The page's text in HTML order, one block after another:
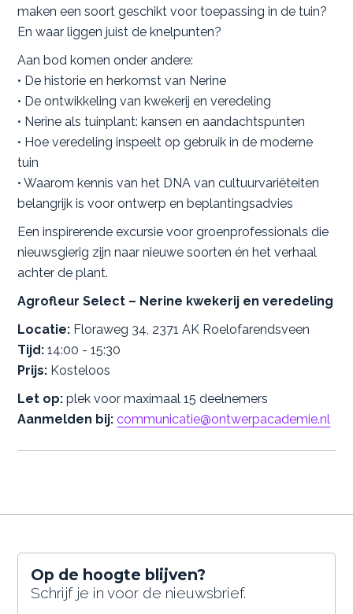
maken een soort geschikt voor toepassing in de tuin?
En waar liggen juist de knelpunten?
Aan bod komen onder andere:
• De historie en herkomst van Nerine
• De ontwikkeling van kwekerij en veredeling
• Nerine als tuinplant: kansen en aandachtspunten
• Hoe veredeling inspeelt op gebruik in de moderne
tuin
• Waarom kennis van het DNA van cultuurvariëteiten
belangrijk is voor ontwerp en beplantingsadvies
Een inspirerende excursie voor groenprofessionals die
nieuwsgierig zijn naar nieuwe soorten én het verhaal
achter de plant.
Agrofleur Select – Nerine kwekerij en veredeling
Locatie: Floraweg 34, 2371 AK Roelofarendsveen
Tijd: 14:00 - 15:30
Prijs: Kosteloos
Let op: plek voor maximaal 15 deelnemers
Aanmelden bij: communicatie@ontwerpacademie.nl
Op de hoogte blijven?
Schrijf je in voor de nieuwsbrief.